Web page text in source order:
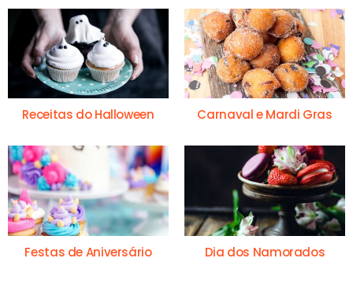
Receitas do Halloween Carnaval e Mardi Gras
Festas de Aniversário Dia dos Namorados